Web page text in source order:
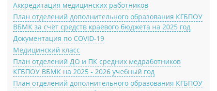
Аккредитация медицинских работников
План отделений дополнительного образования КГБПОУ
ВБМК за счёт средств краевого бюджета на 2025 год
Документация по COVID-19
Медицинский класс
План отделений ДО и ПК средних медработников
КГБПОУ ВБМК на 2025 - 2026 учебный год
План отделений дополнительного образования КГБПОУ